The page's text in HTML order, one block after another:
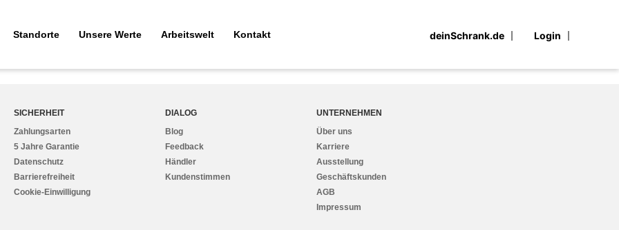
Standorte Unsere Werte Arbeitswelt Kontakt deinSchrank.de Login
SICHERHEIT
Zahlungsarten
5 Jahre Garantie
Datenschutz
Barrierefreiheit
Cookie-Einwilligung
DIALOG
Blog
Feedback
Händler
Kundenstimmen
UNTERNEHMEN
Über uns
Karriere
Ausstellung
Geschäftskunden
AGB
Impressum